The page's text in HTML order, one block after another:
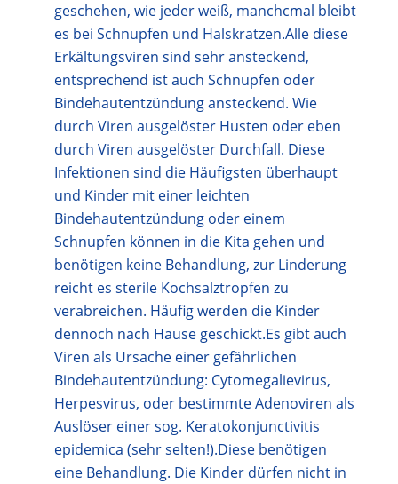
geschehen, wie jeder weiß, manchcmal bleibt
es bei Schnupfen und Halskratzen.Alle diese
Erkältungsviren sind sehr ansteckend,
entsprechend ist auch Schnupfen oder
Bindehautentzündung ansteckend. Wie
durch Viren ausgelöster Husten oder eben
durch Viren ausgelöster Durchfall. Diese
Infektionen sind die Häufigsten überhaupt
und Kinder mit einer leichten
Bindehautentzündung oder einem
Schnupfen können in die Kita gehen und
benötigen keine Behandlung, zur Linderung
reicht es sterile Kochsalztropfen zu
verabreichen. Häufig werden die Kinder
dennoch nach Hause geschickt.Es gibt auch
Viren als Ursache einer gefährlichen
Bindehautentzündung: Cytomegalievirus,
Herpesvirus, oder bestimmte Adenoviren als
Auslöser einer sog. Keratokonjunctivitis
epidemica (sehr selten!).Diese benötigen
eine Behandlung. Die Kinder dürfen nicht in